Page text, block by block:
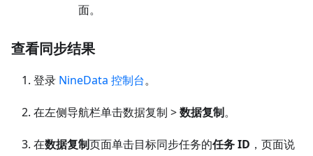
面。
查看同步结果
登录 NineData 控制台。
在左侧导航栏单击数据复制 >数据复制。
在数据复制页面单击目标同步任务的任务 ID ，页面说